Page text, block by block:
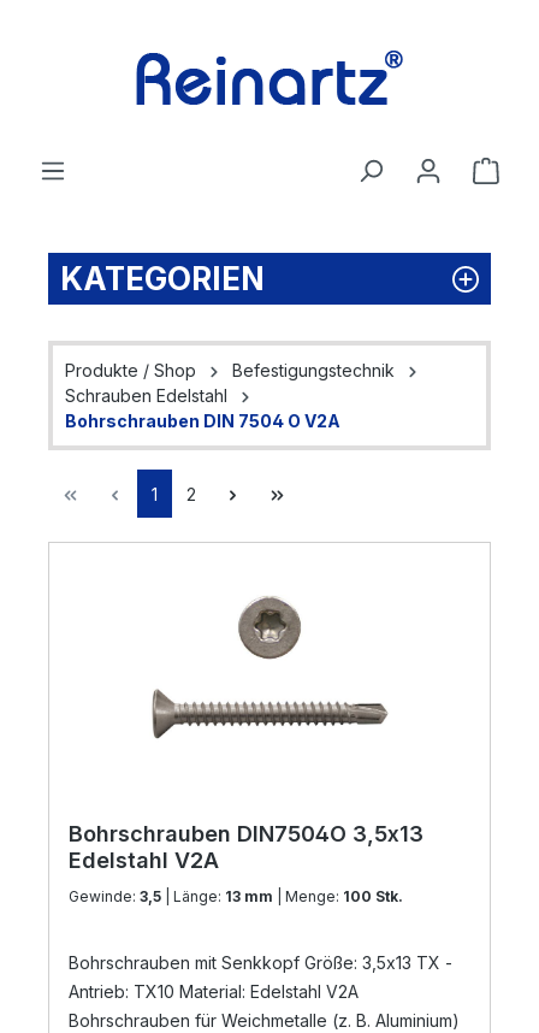
KATEGORIEN
Produkte / Shop
Befestigungstechnik
Schrauben Edelstahl
Bohrschrauben DIN 7504 O V2A
Seite
1 Seite
2
Bohrschrauben DIN7504O 3,5x13
Edelstahl V2A
Gewinde: 3,5 | Länge: 13 mm | Menge: 100 Stk.
Bohrschrauben mit Senkkopf Größe: 3,5x13 TX -
Antrieb: TX10 Material: Edelstahl V2A
Bohrschrauben für Weichmetalle (z. B. Aluminium)